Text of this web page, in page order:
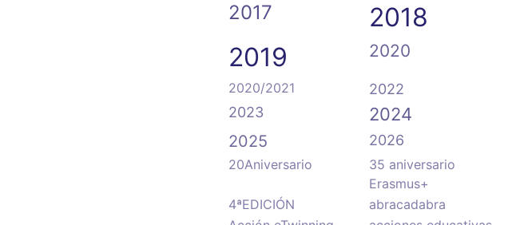
2017
2018
2019
2020
2020/2021
2022
2023
2024
2025 2026
20Aniversario
35 aniversario
Erasmus+
4ªEDICIÓN
abracadabra